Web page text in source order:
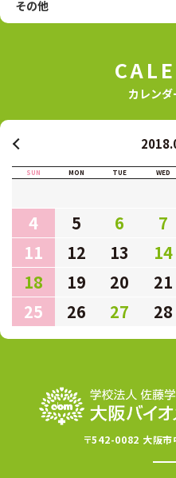
その他
カレン
SUN MON TUE WED
4
5 6 7
11
12 13 14
18
19 20 21
25
26 27 28
〒542-0082 大阪